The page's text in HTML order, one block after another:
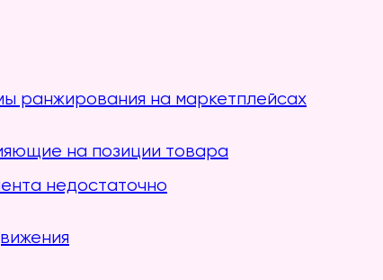
ранжирования на маркетплейсах
на позиции товара
недостаточно